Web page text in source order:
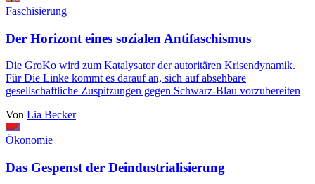
Faschisierung
Der Horizont eines sozialen Antifaschismus
Die GroKo wird zum Katalysator der autoritären Krisendynamik.
Für Die Linke kommt es darauf an, sich auf absehbare
gesellschaftliche Zuspitzungen gegen Schwarz-Blau vorzubereiten
Von Lia Becker
Ökonomie
Das Gespenst der Deindustrialisierung